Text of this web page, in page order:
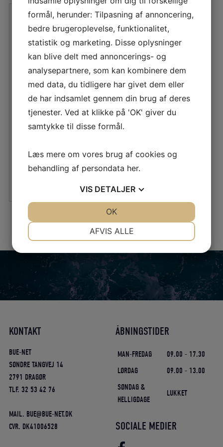
MEKANISK AUTOPILOT
TIL LOWRANCE &
SIMRAD
oprindelige
pris
15.999,00 DKK.
aktuelle
pris
er:
14.399,10 DKK.
KONTAKT
BUE-NET
SØNDRE TANGVEJ 14
2791 DRAGØR
TLF. 32 53 42 76
MAIL. BUE@BUE-NET.DK
CVR. DK41006528
ÅBNINGSTIDER
MAN-FREDAG
09.00 - 17.30
LØRDAG
09.00 - 13.00
SØNDAG &
HELLIGDAGE
LUKKET
SOCIALE MEDIER
formål, herunder: Tilpasning af annoncering,
bedre brugeroplevelse, funktionalitet,
statistik og marketing. Disse oplysninger
kan blive delt med annoncerings- og
analysepartnere, som kan kombinere dem
med data, du tidligere har givet dem eller
de har indsamlet gennem din brug af deres
tjenester. Ved at klikke på 'OK' giver du
samtykke til disse formål.
Læs mere om vores brug af cookies og
behandling af persondata her.
VIS DETALJER
MARKETING
AFVIS ALLE
OK